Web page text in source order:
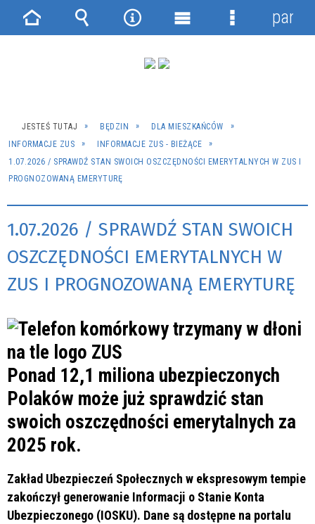
JESTEŚ TUTAJ BĘDZIN
DLA MIESZKAŃCÓW
INFORMACJE ZUS
INFORMACJE ZUS - BIEŻĄCE
1.07.2026 / SPRAWDŹ STAN SWOICH OSZCZĘDNOŚCI EMERYTALNYCH W ZUS I
PROGNOZOWANĄ EMERYTURĘ
1.07.2026 / SPRAWDŹ STAN SWOICH
OSZCZĘDNOŚCI EMERYTALNYCH W
ZUS I PROGNOZOWANĄ EMERYTURĘ
Ponad 12,1 miliona ubezpieczonych
Polaków może już sprawdzić stan
swoich oszczędności emerytalnych za
2025 rok.
Zakład Ubezpieczeń Społecznych w ekspresowym tempie
zakończył generowanie Informacji o Stanie Konta
Ubezpieczonego (IOSKU). Dane są dostępne na portalu
Strona Wyszukiwarka
NarzędziaMenu
Menu
panel